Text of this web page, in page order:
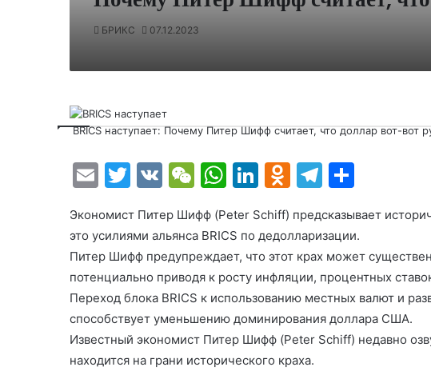
БРИКС 07.12.2023
BRICS наступает: Почему Питер Шифф считает, что доллар вот-вот
E
ai
l
T
itt
er
V
W
C
h
at
W
at
s
A
p
p
Li
k
e
dI
n
O
n
o
kl
a
s
s
T
e
gr
a
m
п
р
а
в
и
т
Экономист Питер Шифф (Peter Schiff) предсказывает
это усилиями альянса BRICS по дедолларизации.
Питер Шифф предупреждает, что этот крах может
потенциально приводя к росту инфляции, процентных
Переход блока BRICS к использованию местных валют и
способствует уменьшению доминирования доллара США.
Известный экономист Питер Шифф (Peter Schiff) недавно
находится на грани исторического краха.